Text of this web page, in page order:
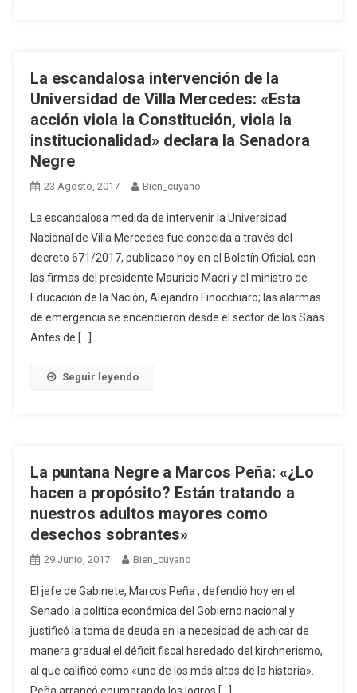
La escandalosa intervención de la
Universidad de Villa Mercedes: «Esta
acción viola la Constitución, viola la
institucionalidad» declara la Senadora
Negre
23 Agosto, 2017 Bien_cuyano
La escandalosa medida de intervenir la Universidad
Nacional de Villa Mercedes fue conocida a través del
decreto 671/2017, publicado hoy en el Boletín Oficial, con
las firmas del presidente Mauricio Macri y el ministro de
Educación de la Nación, Alejandro Finocchiaro; las alarmas
de emergencia se encendieron desde el sector de los Saás.
Antes de […]
Seguir leyendo
La puntana Negre a Marcos Peña: «¿Lo
hacen a propósito? Están tratando a
nuestros adultos mayores como
desechos sobrantes»
29 Junio, 2017 Bien_cuyano
El jefe de Gabinete, Marcos Peña , defendió hoy en el
Senado la política económica del Gobierno nacional y
justificó la toma de deuda en la necesidad de achicar de
manera gradual el déficit fiscal heredado del kirchnerismo,
al que calificó como «uno de los más altos de la historia».